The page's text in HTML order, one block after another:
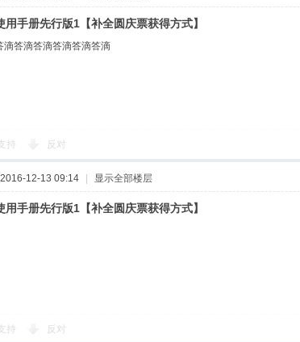
用手册先行版1【补全圆庆票获得方式】
滴答滴答滴答滴答滴答滴
持 反对
12-13 09:14 | 显示全部楼层
用手册先行版1【补全圆庆票获得方式】
持 反对